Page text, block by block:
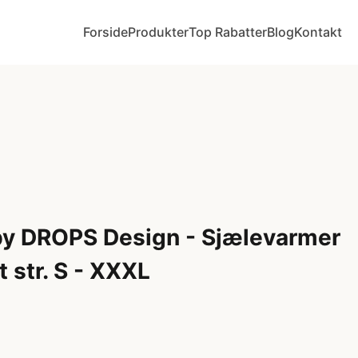
ForsideProdukterTop RabatterBlogKontakt
DROPS Design - Sjælevarmer
S - XXXL